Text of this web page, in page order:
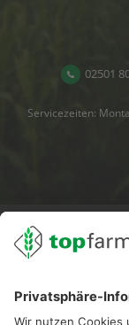
02501
Servicezeiten: